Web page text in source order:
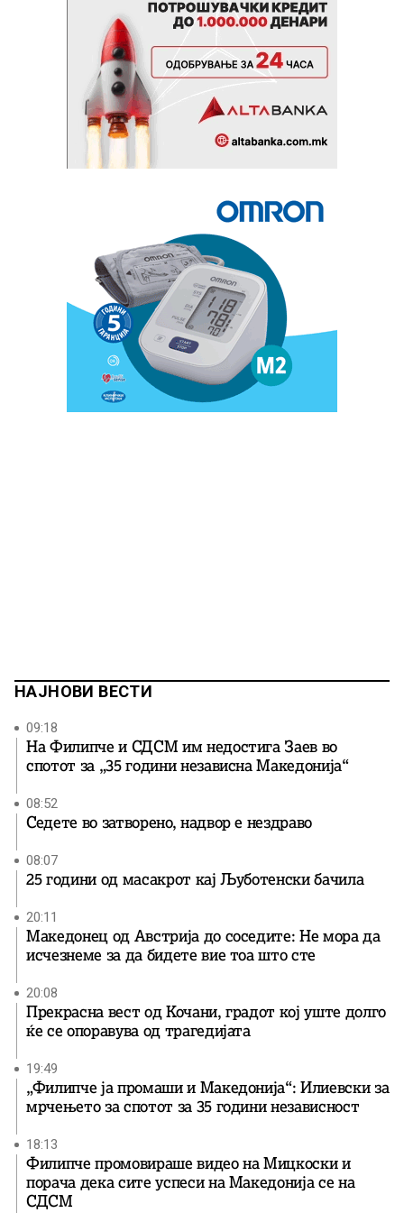
НАЈНОВИ ВЕСТИ
09:18
На Филипче и СДСМ им недостига Заев во
спотот за „35 години независна Македонија“
08:52
Седете во затворено, надвор е нездраво
08:07
25 години од масакрот кај Љуботенски бачила
20:11
Македонец од Австрија до соседите: Не мора да
исчезнеме за да бидете вие ​​тоа што сте
20:08
Прекрасна вест од Кочани, градот кој уште долго
ќе се опоравува од трагедијата
19:49
„Филипче ја промаши и Македонија“: Илиевски за
мрчењето за спотот за 35 години независност
18:13
Филипче промовираше видео на Мицкоски и
порача дека сите успеси на Македонија се на
СДСМ